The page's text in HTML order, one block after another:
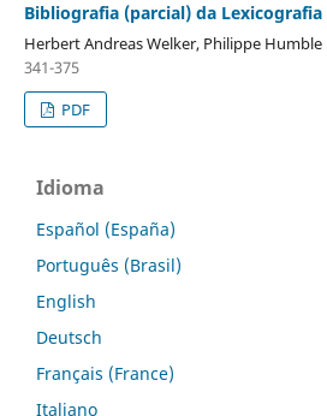
Bibliografia (parcial) da Lexicografia
Herbert Andreas Welker, Philippe Humble
341-375
PDF
Idioma
Español (España)
Português (Brasil)
English
Deutsch
Français (France)
Italiano